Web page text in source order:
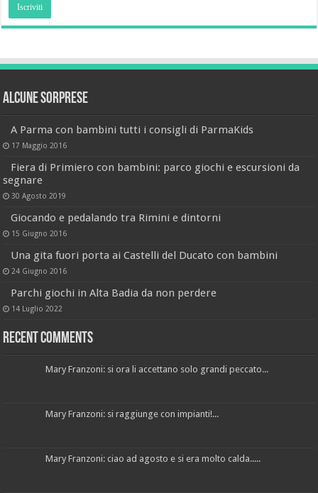
Alcune sorprese
A Parma con bambini tutti i consigli di ParmaKids
17 Maggio 2016
Fiera di Primiero con bambini: parco giochi e escursioni da
segnare
30 Agosto 2019
Giocando e pedalando tra Rimini e dintorni
15 Giugno 2016
Una gita fuori porta ai Castelli del Ducato con bambini
24 Giugno 2016
Parchi giochi in Alta Badia da non perdere
14 Luglio 2022
Recent Comments
Mary Franzoni: si ora li accettano solo grandi peccato...
Mary Franzoni: si raggiunge con impianti!...
Mary Franzoni: ciao ad agosto e si era molto calda.....